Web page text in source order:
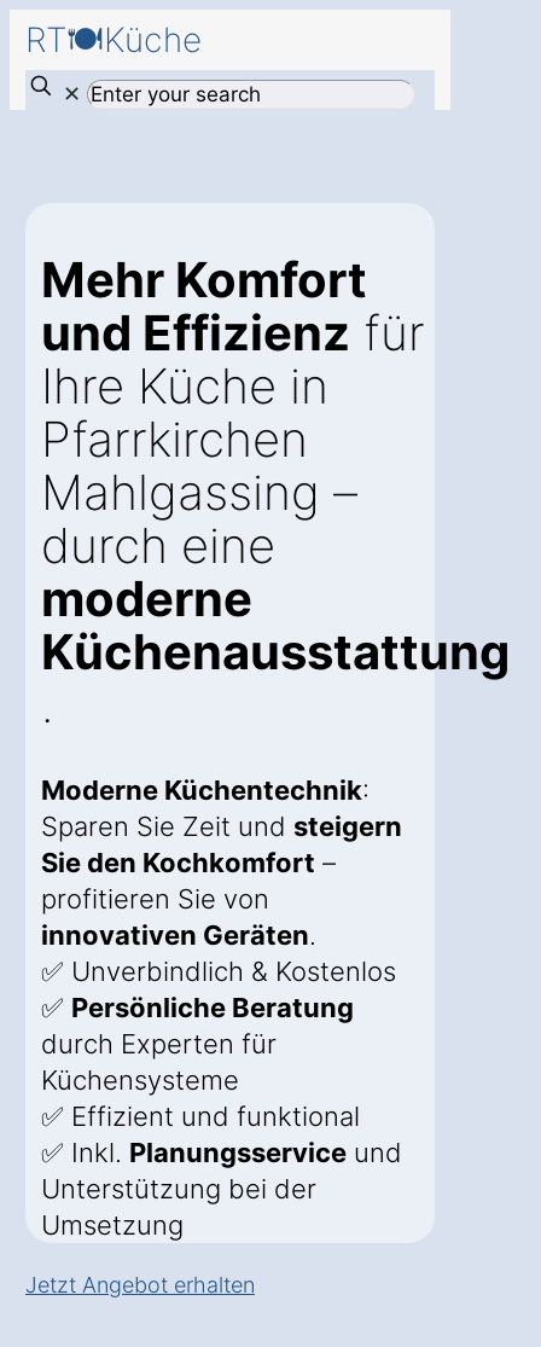
RT🍽️Küche
✕
Mehr Komfort
und Effizienz für
Ihre Küche in
Pfarrkirchen
Mahlgassing –
durch eine
moderne
Küchenausstattung
.
Moderne Küchentechnik:
Sparen Sie Zeit und steigern
Sie den Kochkomfort –
profitieren Sie von
innovativen Geräten.
✅ Unverbindlich & Kostenlos
✅ Persönliche Beratung
durch Experten für
Küchensysteme
✅ Effizient und funktional
✅ Inkl. Planungsservice und
Unterstützung bei der
Umsetzung
Jetzt Angebot erhalten